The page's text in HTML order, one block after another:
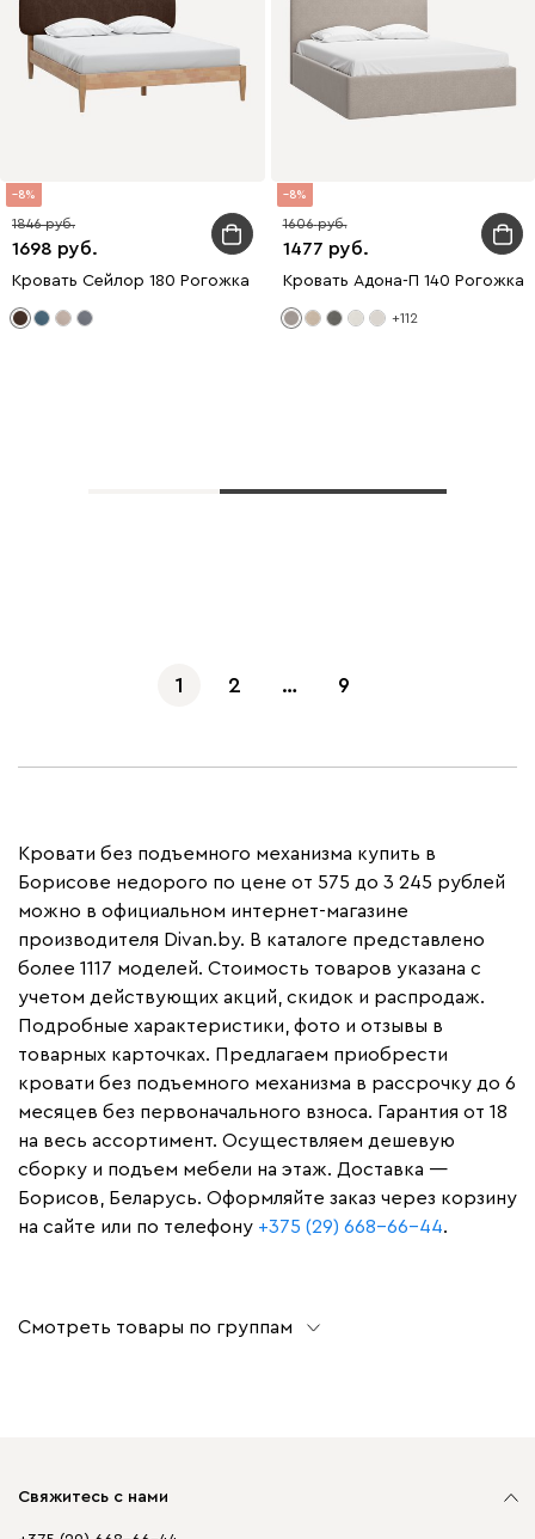
8
1698
1846
Кровать Сейлор 180 Рогожка Коричневый
8
1477
1606
Кровать Адона-П 140 Рогожка
+112
1 2 … 9
Кровати без подъемного механизма купить в
Борисове недорого по цене от 575 до 3 245 рублей
можно в официальном интернет-магазине
производителя Divan.by. В каталоге представлено
более 1117 моделей. Стоимость товаров указана с
учетом действующих акций, скидок и распродаж.
Подробные характеристики, фото и отзывы в
товарных карточках. Предлагаем приобрести
кровати без подъемного механизма в рассрочку до 6
месяцев без первоначального взноса. Гарантия от 18
на весь ассортимент. Осуществляем дешевую
сборку и подъем мебели на этаж. Доставка —
Борисов, Беларусь. Оформляйте заказ через корзину
на сайте или по телефону +375 (29) 668-66-44.
Смотреть товары по группам
Свяжитесь с нами